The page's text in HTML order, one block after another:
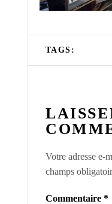
TAGS:
Votre adresse e-
champs
Commentaire *